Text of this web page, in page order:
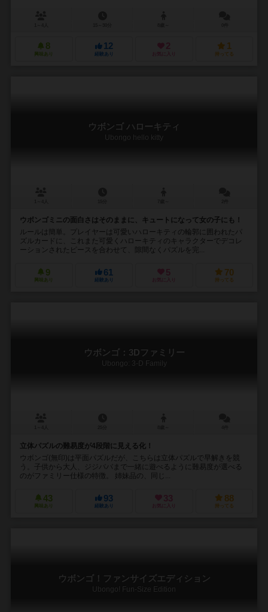
8
興味あり
12
経験あり
2
お気に入り
1
持ってる
ウボンゴ ハローキティ
Ubongo hello kitty
ウボンゴミニの面白さはそのままに、キュートになって女の子にも！
ルールは簡単。プレイヤーは可愛いハローキティの輪郭に囲われたパ
ズルカードに、これまた可愛くハローキティのキャラクターでデコレ
ーションされたピースを合わせて、隙間なくパズルを完...
9
興味あり
61
経験あり
5
お気に入り
70
持ってる
ウボンゴ：3Dファミリー
Ubongo: 3-D Family
立体パズルの難易度が4段階に見える化！
ウボンゴ(無印)は平面パズルだが、こちらは立体パズルで早解きを競
う。子供から大人、ジジババまで一緒に遊べるように難易度が選べる
のがファミリー仕様の特徴。 姉妹品の、同じ...
43
興味あり
93
経験あり
33
お気に入り
88
持ってる
ウボンゴ！ファンサイズエディション
Ubongo! Fun-Size Edition